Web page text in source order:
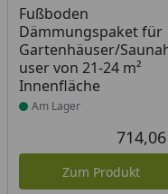
Fußboden
Dämmungspaket für
Gartenhäuser/
user von 21-24 m²
Innenfläche
Produkt am Lager
Am Lager
Zum Produkt